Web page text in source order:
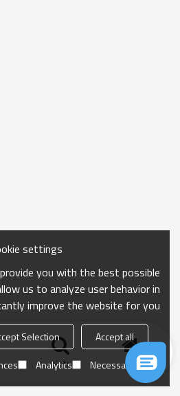
منزل بحث
settings
you with the best possible
us to analyze user behavior in
improve the website for you.
Accept all
Selection
Necessary
Analytics